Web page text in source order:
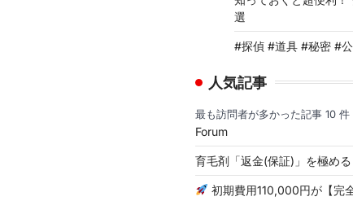
選
#探偵 #道具 #秘密 #
人気記事
最も訪問者が多かった記事 10
Forum
育毛剤「返金(保証)」を極める
初期費用110,000円が【完